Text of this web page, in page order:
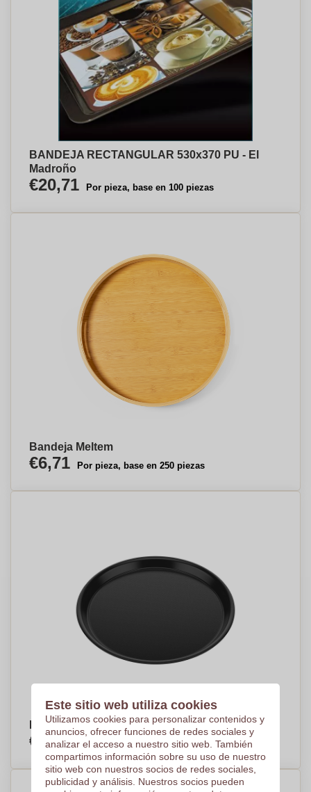
BANDEJA RECTANGULAR 530x370 PU - El
Madroño
€20,71 Por pieza, base en 100 piezas
Bandeja Meltem
€6,71 Por pieza, base en 250 piezas
Bandeja Eco-Maestro 360 - Mascaraque
€68,51 Por pieza, base en 15 piezas
Este sitio web utiliza cookies
Utilizamos cookies para personalizar contenidos y
anuncios, ofrecer funciones de redes sociales y
analizar el acceso a nuestro sitio web. También
compartimos información sobre su uso de nuestro
sitio web con nuestros socios de redes sociales,
publicidad y análisis. Nuestros socios pueden